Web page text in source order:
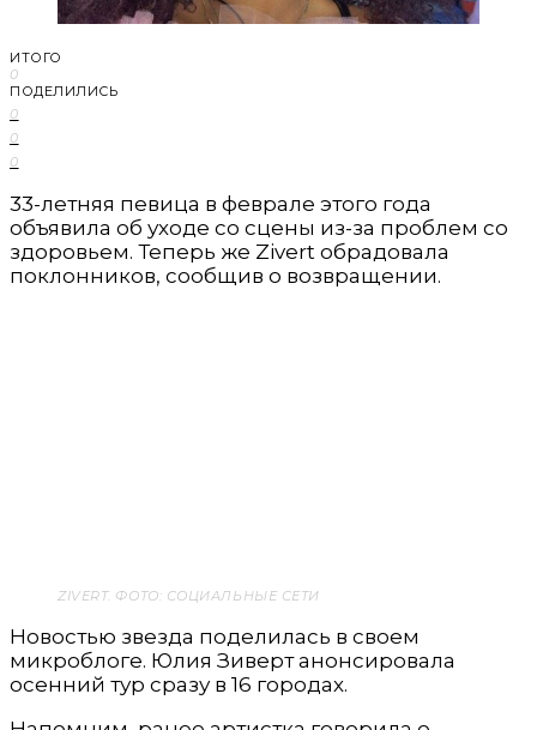
ИТОГО
0
ПОДЕЛИЛИСЬ
0
0
0
33-летняя певица в феврале этого года
объявила об уходе со сцены из-за проблем со
здоровьем. Теперь же Zivert обрадовала
поклонников, сообщив о возвращении.
ZIVERT. ФОТО: СОЦИАЛЬНЫЕ СЕТИ
Новостью звезда поделилась в своем
микроблоге. Юлия Зиверт анонсировала
осенний тур сразу в 16 городах.